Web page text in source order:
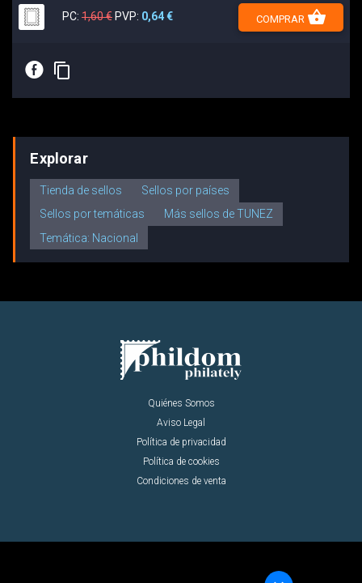
PC: 1,60 € PVP: 0,64 € COMPRAR shopping_basket
E content_copy
Explorar
Tienda de sellos
Sellos por países
Sellos por temáticas
Más sellos de TUNEZ
Temática: Nacional
Quiénes Somos
Aviso Legal
Política de privacidad
Política de cookies
Condiciones de venta